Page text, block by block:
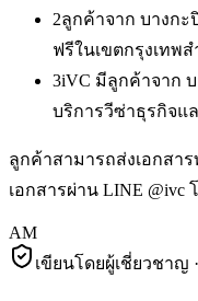
2ลูกค้าจาก บางก
ฟรีในเขตกรุงเทพ
3iVC มีลูกค้าจาก บ
บริการวีซ่าธุรกิจแ
ลูกค้าสามารถส่งเอกสา
เอกสารผ่าน LINE @ivc
AM
เขียนโดยผู้เชี่ยวชาญ